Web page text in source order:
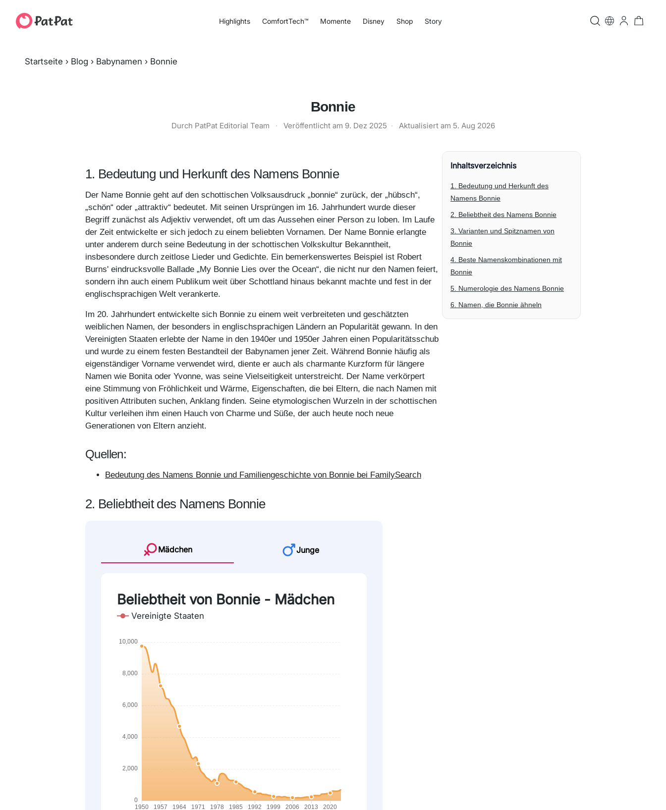
Highlights ComfortTech™ Momente Disney Shop Story
Startseite › Blog › Babynamen › Bonnie
Bonnie
Durch PatPat Editorial Team · Veröffentlicht am 9. Dez 2025 · Aktualisiert am 5. Aug 2026
1. Bedeutung und Herkunft des Namens Bonnie
Der Name Bonnie geht auf den schottischen Volksausdruck „bonnie“ zurück, der „hübsch“,
„schön“ oder „attraktiv“ bedeutet. Mit seinen Ursprüngen im 16. Jahrhundert wurde dieser
Begriff zunächst als Adjektiv verwendet, oft um das Aussehen einer Person zu loben. Im Laufe
der Zeit entwickelte er sich jedoch zu einem beliebten Vornamen. Der Name Bonnie erlangte
unter anderem durch seine Bedeutung in der schottischen Volkskultur Bekanntheit,
insbesondere durch zeitlose Lieder und Gedichte. Ein bemerkenswertes Beispiel ist Robert
Burns' eindrucksvolle Ballade „My Bonnie Lies over the Ocean“, die nicht nur den Namen feiert,
sondern ihn auch einem Publikum weit über Schottland hinaus bekannt machte und fest in der
englischsprachigen Welt verankerte.
Im 20. Jahrhundert entwickelte sich Bonnie zu einem weit verbreiteten und geschätzten
weiblichen Namen, der besonders in englischsprachigen Ländern an Popularität gewann. In den
Vereinigten Staaten erlebte der Name in den 1940er und 1950er Jahren einen Popularitätsschub
und wurde zu einem festen Bestandteil der Babynamen jener Zeit. Während Bonnie häufig als
eigenständiger Vorname verwendet wird, diente er auch als charmante Kurzform für längere
Namen wie Bonita oder Yvonne, was seine Vielseitigkeit unterstreicht. Der Name verkörpert
eine Stimmung von Fröhlichkeit und Wärme, Eigenschaften, die bei Eltern, die nach Namen mit
positiven Attributen suchen, Anklang finden. Seine etymologischen Wurzeln in der schottischen
Kultur verleihen ihm einen Hauch von Charme und Süße, der auch heute noch neue
Generationen von Eltern anzieht.
Quellen:
Bedeutung des Namens Bonnie und Familiengeschichte von Bonnie bei FamilySearch
2. Beliebtheit des Namens Bonnie
Mädchen Junge
Beliebtheit von Bonnie - Mädchen
Vereinigte Staaten
Inhaltsverzeichnis
1. Bedeutung und Herkunft des
Namens Bonnie
2. Beliebtheit des Namens Bonnie
3. Varianten und Spitznamen von
Bonnie
4. Beste Namenskombinationen mit
Bonnie
5. Numerologie des Namens Bonnie
6. Namen, die Bonnie ähneln